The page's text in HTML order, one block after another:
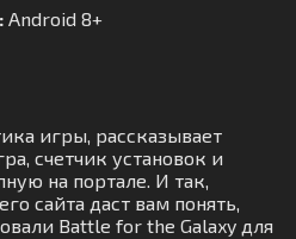
Android 8+
игры, рассказывает
счетчик установок и
на портале. И так,
сайта даст вам понять,
Battle for the Galaxy для